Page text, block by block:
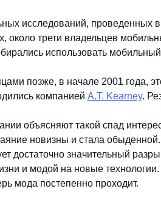
исследований, проведенных
около трети владельцев
использовать
позже, в начале 2001 года,
компанией A.T. Kearney.
объясняют такой спад
новизны и стала
достаточно значительный
и модой на новые
мода постепенно проходит.